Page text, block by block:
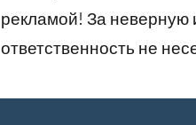
рекламой! За
ответственность не